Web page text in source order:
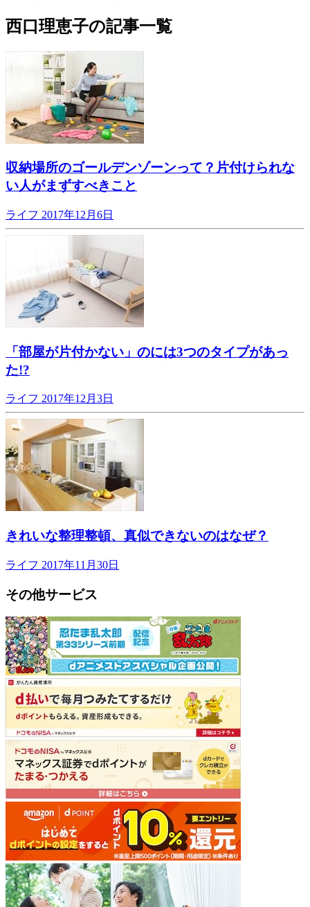
西口理恵子の記事一覧
収納場所のゴールデンゾーンって？片付けられな
い人がまずすべきこと
ライフ 2017年12月6日
「部屋が片付かない」のには3つのタイプがあっ
た!?
ライフ 2017年12月3日
きれいな整理整頓、真似できないのはなぜ？
ライフ 2017年11月30日
その他サービス